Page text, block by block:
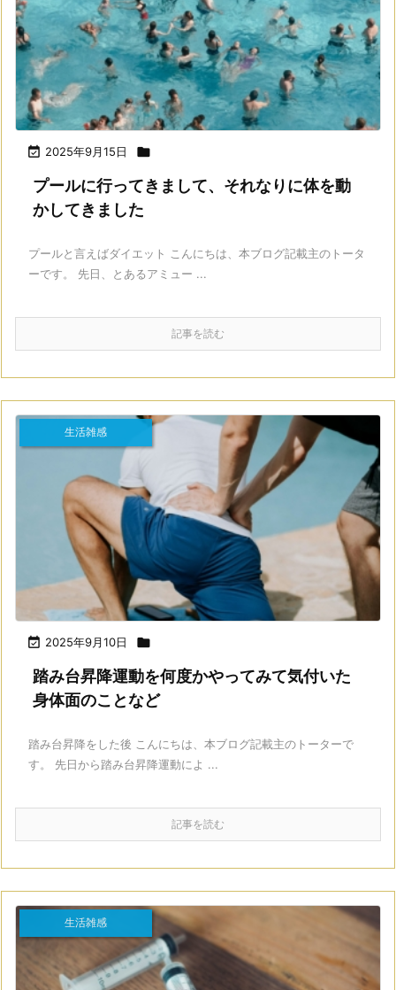
 2025年9月15日 
プールに行ってきまして、それなりに体を動
かしてきました
プールと言えばダイエット こんにちは、本ブログ記載主のトータ
ーです。 先日、とあるアミュー ...
記事を読む
 2025年9月10日 
生活雑感
踏み台昇降運動を何度かやってみて気付いた
身体面のことなど
踏み台昇降をした後 こんにちは、本ブログ記載主のトーターで
す。 先日から踏み台昇降運動によ ...
記事を読む
生活雑感